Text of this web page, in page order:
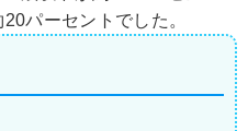
パーセントでした。